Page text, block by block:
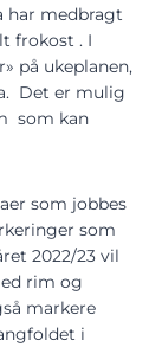
har medbragt
frokost . I
på ukeplanen,
Det er mulig
som kan
som jobbes
som
2022/23 vil
rim og
markere
i